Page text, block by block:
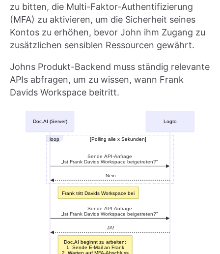
zu bitten, die Multi-Faktor-Authentifizierung
(MFA) zu aktivieren, um die Sicherheit seines
Kontos zu erhöhen, bevor John ihm Zugang zu
zusätzlichen sensiblen Ressourcen gewährt.
Johns Produkt-Backend muss ständig relevante
APIs abfragen, um zu wissen, wann Frank
Davids Workspace beitritt.